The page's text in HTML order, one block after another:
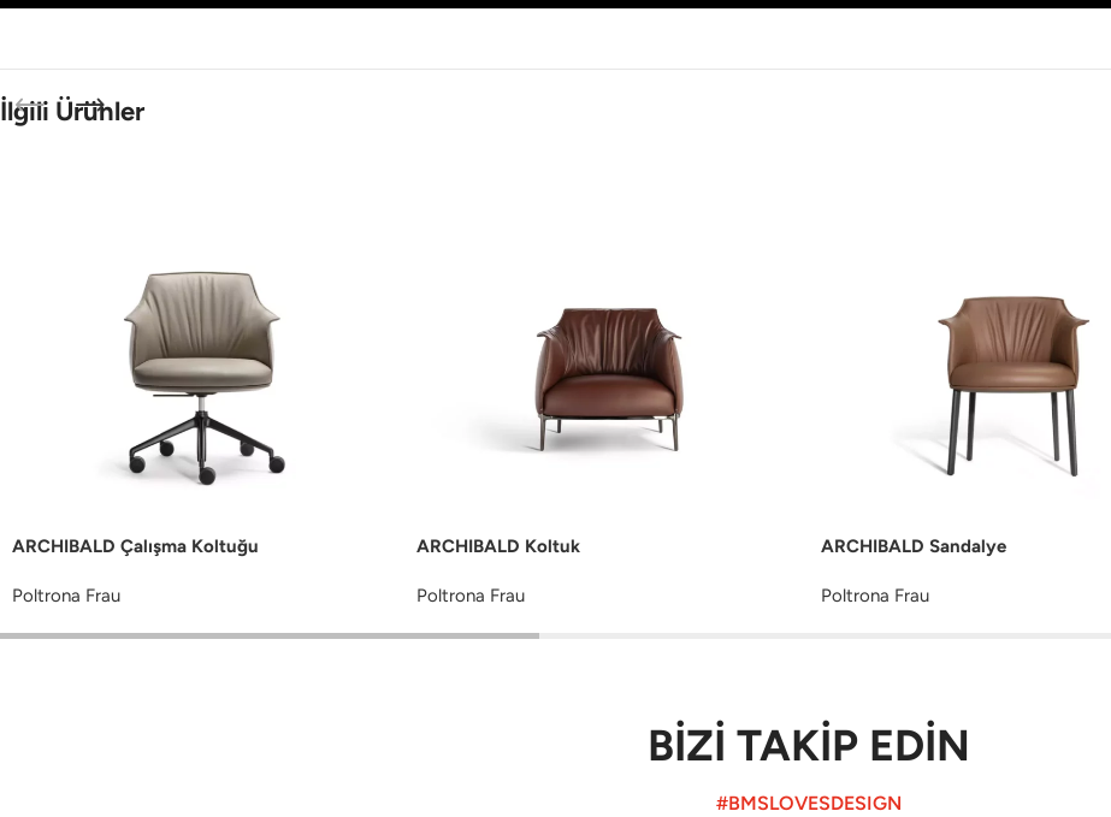
İlgili Ürünler
ARCHIBALD Çalışma Koltuğu
Poltrona Frau
ARCHIBALD Koltuk
Poltrona Frau
ARCHIBALD Sandalye
Poltrona Frau
BİZİ TAKİP EDİN
#BMSLOVESDESIGN